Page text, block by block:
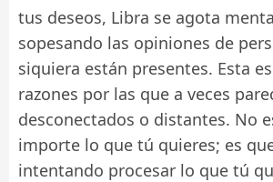
tus deseos, Libra se agota
sopesando las opiniones de
siquiera están presentes. Esta
razones por las que a veces
desconectados o distantes. No
importe lo que tú quieres; es
intentando procesar lo que tú